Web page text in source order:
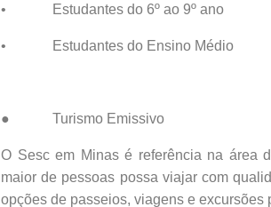
• Estudantes do 6º ao 9º ano
• Estudantes do Ensino Médio
● Turismo Emissivo
O Sesc em Minas é referência na área
maior de pessoas possa viajar com
opções de passeios, viagens e excursões